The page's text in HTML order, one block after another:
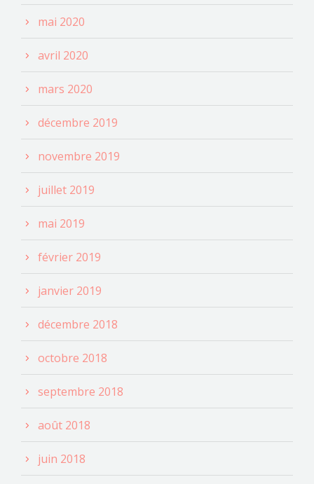
mai 2020
avril 2020
mars 2020
décembre 2019
novembre 2019
juillet 2019
mai 2019
février 2019
janvier 2019
décembre 2018
octobre 2018
septembre 2018
août 2018
juin 2018